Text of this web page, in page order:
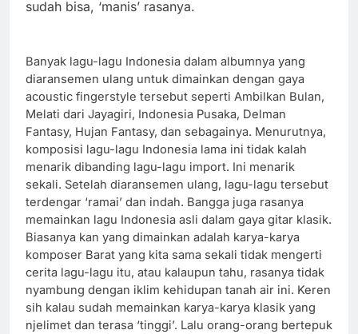
sudah bisa, ‘manis’ rasanya.
Banyak lagu-lagu Indonesia dalam albumnya yang
diaransemen ulang untuk dimainkan dengan gaya
acoustic fingerstyle tersebut seperti Ambilkan Bulan,
Melati dari Jayagiri, Indonesia Pusaka, Delman
Fantasy, Hujan Fantasy, dan sebagainya. Menurutnya,
komposisi lagu-lagu Indonesia lama ini tidak kalah
menarik dibanding lagu-lagu import. Ini menarik
sekali. Setelah diaransemen ulang, lagu-lagu tersebut
terdengar ‘ramai’ dan indah. Bangga juga rasanya
memainkan lagu Indonesia asli dalam gaya gitar klasik.
Biasanya kan yang dimainkan adalah karya-karya
komposer Barat yang kita sama sekali tidak mengerti
cerita lagu-lagu itu, atau kalaupun tahu, rasanya tidak
nyambung dengan iklim kehidupan tanah air ini. Keren
sih kalau sudah memainkan karya-karya klasik yang
njelimet dan terasa ‘tinggi’. Lalu orang-orang bertepuk